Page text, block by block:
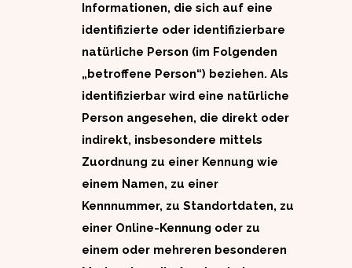
Informationen, die sich auf eine
identifizierte oder identifizierbare
natürliche Person (im Folgenden
„betroffene Person“) beziehen. Als
identifizierbar wird eine natürliche
Person angesehen, die direkt oder
indirekt, insbesondere mittels
Zuordnung zu einer Kennung wie
einem Namen, zu einer
Kennnummer, zu Standortdaten, zu
einer Online-Kennung oder zu
einem oder mehreren besonderen